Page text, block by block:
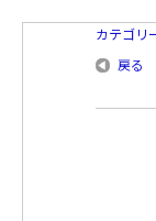
カテゴリ
戻る